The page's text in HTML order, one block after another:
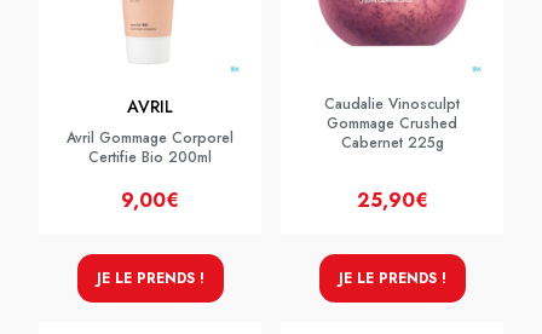
AVRIL
Avril Gommage Corporel
Certifie Bio 200ml
9,00€
JE LE PRENDS !
Caudalie Vinosculpt
Gommage Crushed
Cabernet 225g
25,90€
JE LE PRENDS !